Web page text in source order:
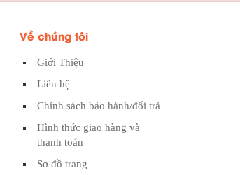
Về chúng tôi
Giới Thiệu
Liên hệ
Chính sách bảo hành/đổi trả
Hình thức giao hàng và
thanh toán
Sơ đồ trang